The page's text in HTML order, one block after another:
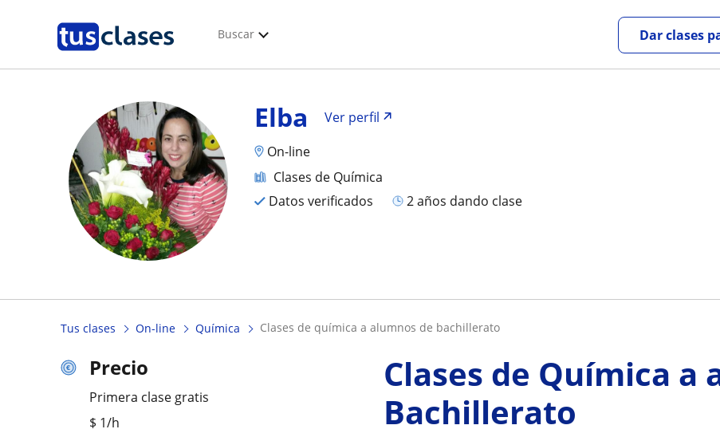
Buscar Dar clases
Elba
Ver perfil
On-line
Clases de Química
Datos verificados
2 años dando clase
Tus clases On-line Química clases de química a alumnos de bachillerato
Precio
Primera clase gratis
$ 1/h
Clases de Química a
Bachillerato